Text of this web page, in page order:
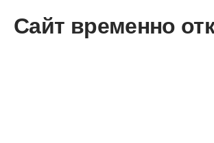
Сайт временно